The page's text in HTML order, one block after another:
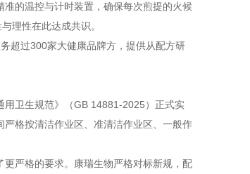
的温控与计时装置，确保每次煎提的火候
理性在此达成共识。
超过300家大健康品牌方，提供从配方研
卫生规范》（GB 14881-2025）正式实
格按清洁作业区、准清洁作业区、一般作
严格的要求。康瑞生物严格对标新规，配